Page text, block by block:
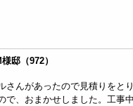
邸（972）
さんがあったので見積りをと
で、おまかせしました。工事